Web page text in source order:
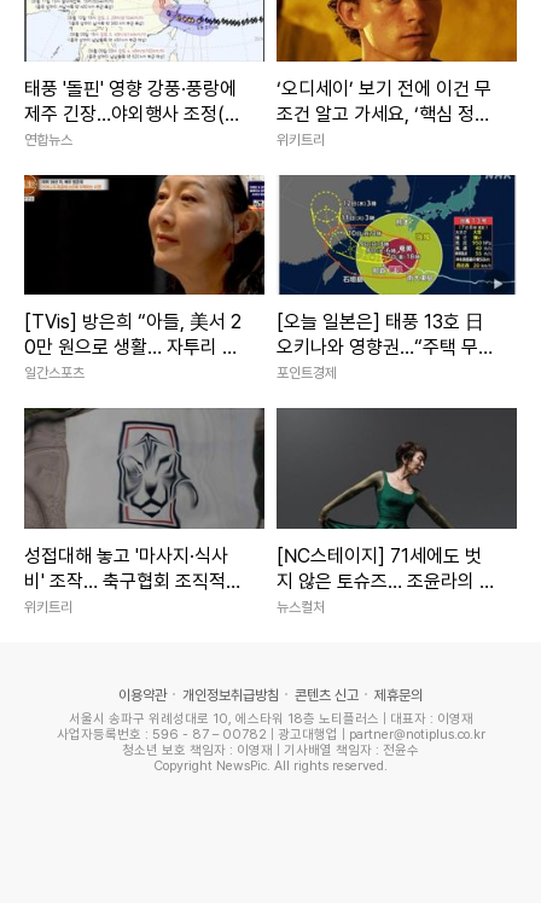
혜리 유튜브
앞서 제니는 지드래곤, BTS 뷔와 열애설, 결별설에 휩싸인 바
있다. 당시 소속사인 YG엔터테인먼트 측은 "아티스트의 사생
활"이라고 발표했다.
제니 "1년 중 3분의 1 해외 생활, 매일 스케줄"
그런가 하면 이날 제니는 앨범 외에 일상 이야기도 했다. 제니
는 1년에 3분의 1을 해외에서 생활하고 있다며 "한 달 중 일주
일간 한국에 있으면 럭키 한달이다. 한식을 좋아해서 해외 나
갔을 때 입에 밥이 안 맞을 때가 있다. 향신료를 잘 못 먹는
다"라고 말했다.
이어 혜리는 "장기간 해외 갈 때 보일러 끄고 가냐"라고 엉뚱한
질문을 하기도 했다. 이에 제니는 "끄고 간다. 돈이 많이 나오
타이저는 양식, 본 메인 요리는 한식으로 주문한다. 그러면서
위스키를 같이 마시는데, 잠자는 게 힘들 때도 있다"라고 털어
태풍 '돌핀' 영향 강풍·풍랑에
제주 긴장…야외행사 조정(종
합)
연합뉴스
‘오디세이’ 보기 전에 이건 무
조건 알고 가세요, ‘핵심 정보’
7가지 (+오디세이 쿠키 유무
위키트리
[TVis] 방은희 “아들, 美서 2
0만 원으로 생활… 자투리 고
기 먹는다고” 눈물 (특종세
일간스포츠
[오늘 일본은] 태풍 13호 日
오키나와 영향권…“주택 무너
질 강풍” 최대 200㎜ 폭우
포인트경제
성접대해 놓고 '마사지·식사
비' 조작… 축구협회 조직적
은폐 드러났다
위키트리
[NC스테이지] 71세에도 벗
지 않은 토슈즈… 조윤라의 시
간은 아직 현재형
뉴스컬처
이용약관 개인정보취급방침 콘텐츠 신고 제휴문의
서울시 송파구 위례성대로 10, 에스타워 18층 노티플러스 | 대표자 : 이영재
사업자등록번호 : 596 - 87 – 00782 | 광고대행업 | partner@notiplus.co.kr
청소년 보호 책임자 : 이영재 | 기사배열 책임자 : 전윤수
Copyright NewsPic. All rights reserved.